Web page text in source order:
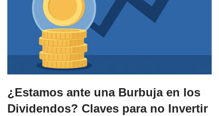
¿Estamos ante una Burbuja en los
Dividendos? Claves para no Invertir